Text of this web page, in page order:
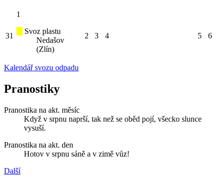
31
1
Svoz plastu
Nedašov
(Zlín)
2 3 4 5 6
Kalendář svozu odpadu
Pranostiky
Pranostika na akt. měsíc
Když v srpnu naprší, tak než se oběd pojí, všecko slunce
vysuší.
Pranostika na akt. den
Hotov v srpnu sáně a v zimě vůz!
Další